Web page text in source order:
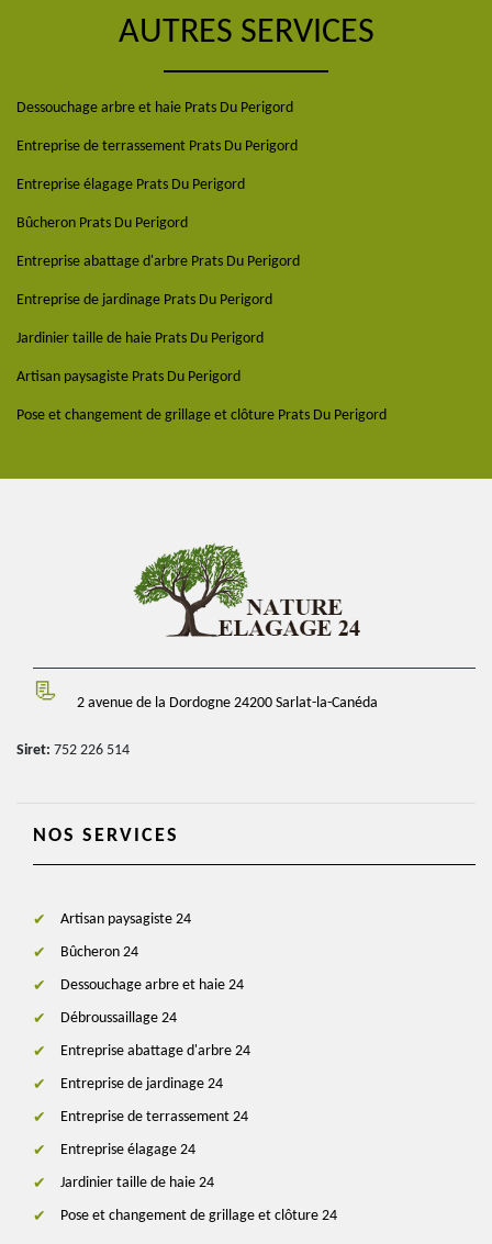
AUTRES SERVICES
Dessouchage arbre et haie Prats Du Perigord
Entreprise de terrassement Prats Du Perigord
Entreprise élagage Prats Du Perigord
Bûcheron Prats Du Perigord
Entreprise abattage d'arbre Prats Du Perigord
Entreprise de jardinage Prats Du Perigord
Jardinier taille de haie Prats Du Perigord
Artisan paysagiste Prats Du Perigord
Pose et changement de grillage et clôture Prats Du Perigord
2 avenue de la Dordogne 24200 Sarlat-la-Canéda
Siret: 752 226 514
NOS SERVICES
Artisan paysagiste 24
Bûcheron 24
Dessouchage arbre et haie 24
Débroussaillage 24
Entreprise abattage d'arbre 24
Entreprise de jardinage 24
Entreprise de terrassement 24
Entreprise élagage 24
Jardinier taille de haie 24
Pose et changement de grillage et clôture 24